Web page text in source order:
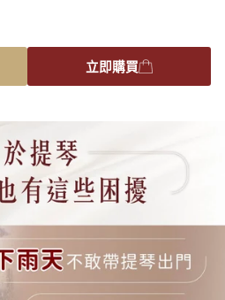
立即購買